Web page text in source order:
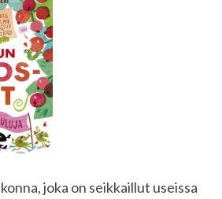
joka on seikkaillut useissa